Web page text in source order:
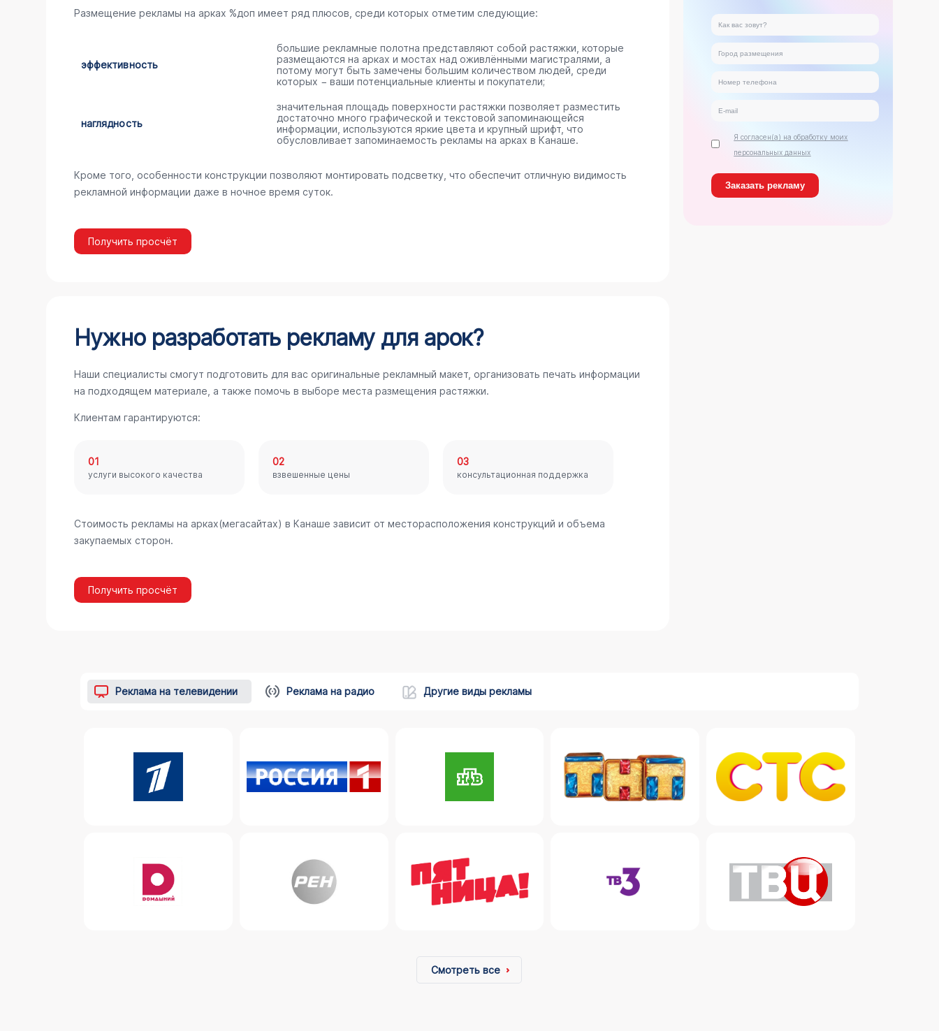
Размещение рекламы на арках %доп имеет ряд плюсов, среди которых отметим следующие:
эффективность
большие рекламные полотна представляют собой растяжки, которые
размещаются на арках и мостах над оживлёнными магистралями, а
потому могут быть замечены большим количеством людей, среди
которых − ваши потенциальные клиенты и покупатели;
наглядность
значительная площадь поверхности растяжки позволяет разместить
достаточно много графической и текстовой запоминающейся
информации, используются яркие цвета и крупный шрифт, что
обусловливает запоминаемость рекламы на арках в Канаше.
Кроме того, особенности конструкции позволяют монтировать подсветку, что обеспечит отличную видимость
рекламной информации даже в ночное время суток.
Получить просчёт
Нужно разработать рекламу для арок?
Наши специалисты смогут подготовить для вас оригинальные рекламный макет, организовать печать информации
на подходящем материале, а также помочь в выборе места размещения растяжки.
Клиентам гарантируются:
01
услуги высокого качества
02
взвешенные цены
03
консультационная поддержка
Стоимость рекламы на арках(мегасайтах) в Канаше зависит от месторасположения конструкций и объема
закупаемых сторон.
Получить просчёт
Я согласен(а) на обработку моих
персональных данных
Реклама на телевидении Реклама на радио Другие виды рекламы
Смотреть все